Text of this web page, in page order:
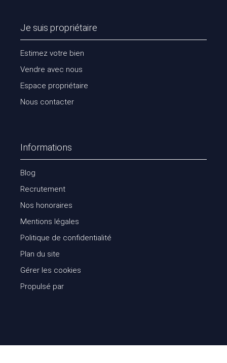
Je suis propriétaire
Estimez votre bien
Vendre avec nous
Espace propriétaire
Nous contacter
Informations
Blog
Recrutement
Nos honoraires
Mentions légales
Politique de confidentialité
Plan du site
Gérer les cookies
Propulsé par